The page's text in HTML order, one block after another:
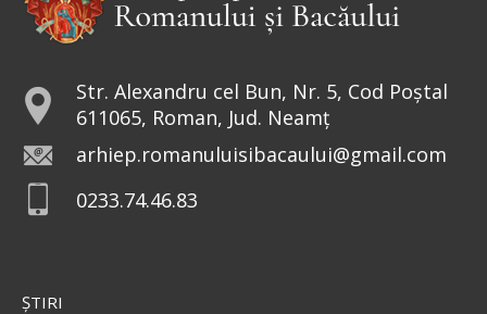
Str. Alexandru cel Bun, Nr. 5, Cod Poștal
611065, Roman, Jud. Neamț
arhiep.romanuluisibacaului@gmail.com
0233.74.46.83
ŞTIRI